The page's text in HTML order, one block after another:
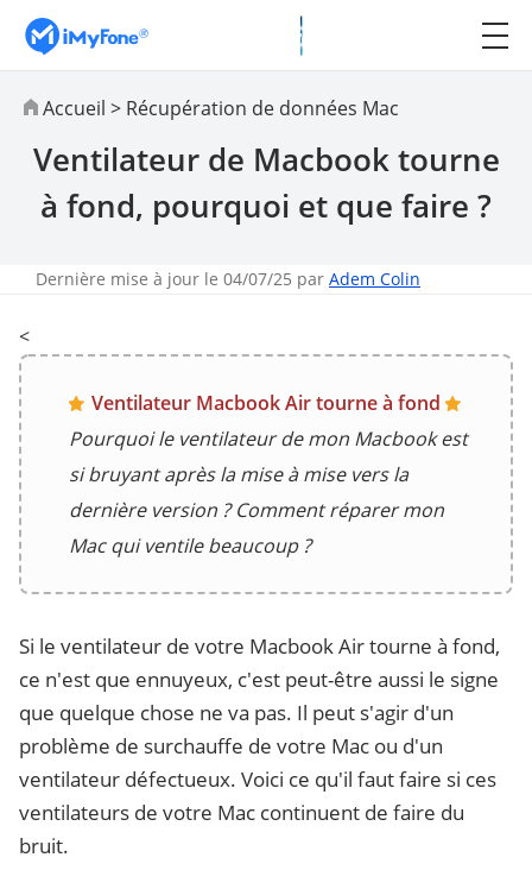
Accueil > Récupération de données Mac
Ventilateur de Macbook tourne
à fond, pourquoi et que faire ?
Dernière mise à jour le 04/07/25 par Adem Colin
<
Ventilateur Macbook Air tourne à fond
Pourquoi le ventilateur de mon Macbook est
si bruyant après la mise à mise vers la
dernière version ? Comment réparer mon
Mac qui ventile beaucoup ?
Si le ventilateur de votre Macbook Air tourne à fond,
ce n'est que ennuyeux, c'est peut-être aussi le signe
que quelque chose ne va pas. Il peut s'agir d'un
problème de surchauffe de votre Mac ou d'un
ventilateur défectueux. Voici ce qu'il faut faire si ces
ventilateurs de votre Mac continuent de faire du
bruit.